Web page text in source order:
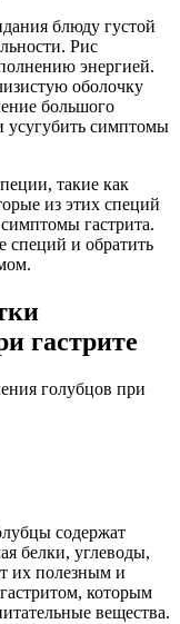
блюду густой
Рис
энергией.
оболочку
большого
усугубить симптомы
такие как
из этих специй
гастрита.
специй и обратить
гастрите
содержат
белки, углеводы,
их полезным и
которым
вещества.